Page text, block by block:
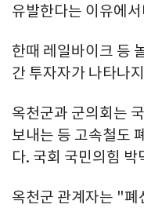
유발한다는 이유에
한때 레일바이크 등
간 투자자가 나타나
옥천군과 군의회는
보내는 등 고속철도
다. 국회 국민의힘
옥천군 관계자는 "폐